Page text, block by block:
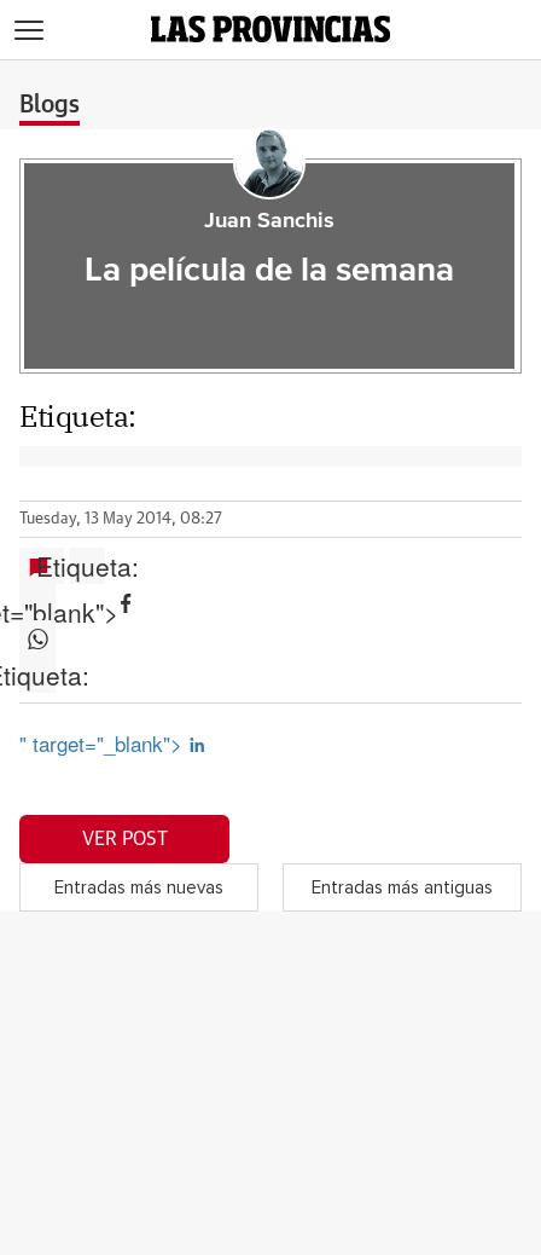
Blogs
Juan Sanchis
La película de la semana
Etiqueta:
Tuesday, 13 May 2014, 08:27
Etiqueta:
" target="_blank">
VER POST
Entradas más nuevas Entradas más antiguas